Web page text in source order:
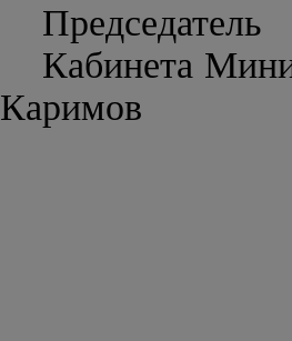
Председатель
Каримов